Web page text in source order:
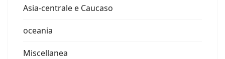
Asia-centrale e Caucaso
oceania
Miscellanea